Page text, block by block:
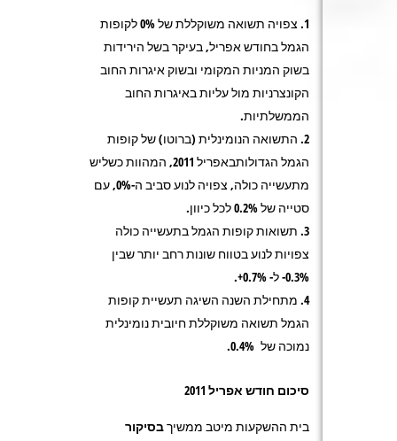
צפויה תשואה משוקללת של 0% לקופות
הגמל בחודש אפריל, בעיקר בשל הירידות
בשוק המניות המקומי ובשוק איגרות החוב
הקונצרניות מול עליות באיגרות החוב
הממשלתיות.
התשואה הנומינלית (ברוטו) של קופות
הגמל הגדולותבאפריל 2011, המהוות כשליש
מתעשייה כולה, צפויה לנוע סביב ה-0%, עם
סטייה של 0.2% לכל כיוון.
תשואות קופות הגמל בתעשייה כולה
צפויות לנוע בטווח שונות רחב יותר שבין
0.3%- ל- 0.7%+.
מתחילת השנה השיגה תעשיית קופות
הגמל תשואה משוקללת חיובית נומינלית
נמוכה של 0.4%.
סיכום חודש אפריל 2011
בית ההשקעות מיטב ממשיךבסיקור